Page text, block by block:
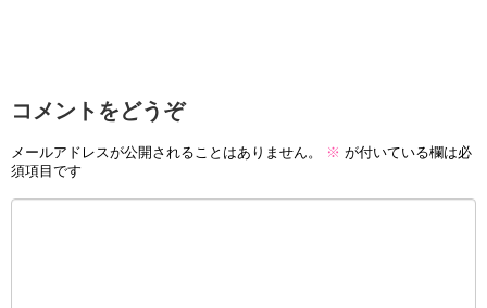
コメントをどうぞ
メールアドレスが公開されることはありません。 ※ が付いている欄は必
須項目です